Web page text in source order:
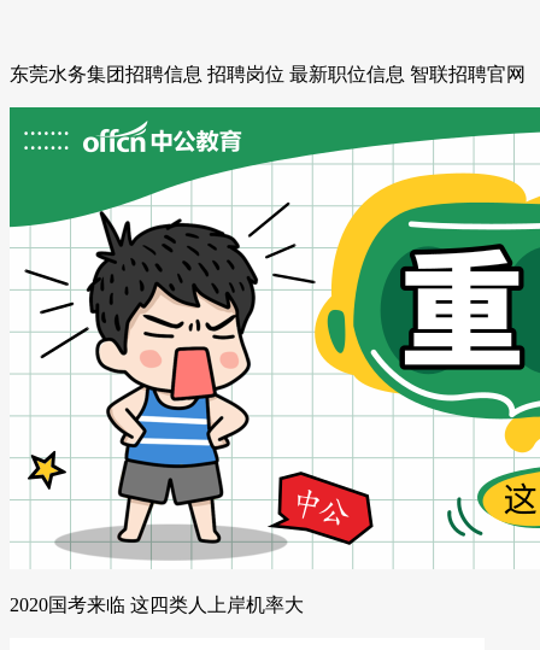
东莞水务集团招聘信息 招聘岗位 最新职位信息 智联招聘官网
2020国考来临 这四类人上岸机率大